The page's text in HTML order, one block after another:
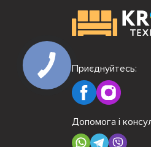
Приєднуйтесь:
Допомога і